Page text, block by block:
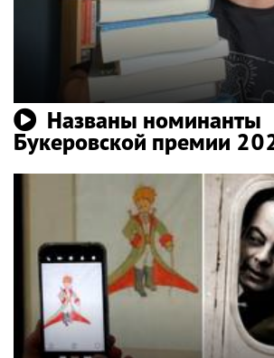
Названы номинанты
Букеровской премии